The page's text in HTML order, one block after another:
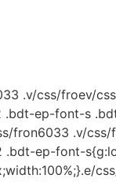
.v/css/froev/
ep-font-s
fron6033 .v/
ep-font-